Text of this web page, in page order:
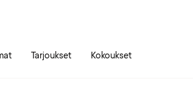
Tarjoukset Kokoukset